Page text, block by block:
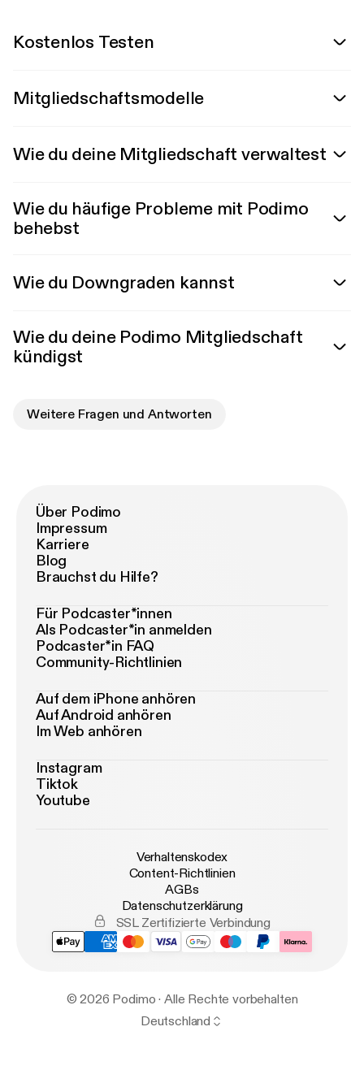
Kostenlos Testen
Mitgliedschaftsmodelle
Wie du deine Mitgliedschaft verwaltest
Wie du häufige Probleme mit Podimo
behebst
Wie du Downgraden kannst
Wie du deine Podimo Mitgliedschaft
kündigst
Weitere Fragen und Antworten
Über Podimo
Impressum
Karriere
Blog
Brauchst du Hilfe?
Für Podcaster*innen
Als Podcaster*in anmelden
Podcaster*in FAQ
Community-Richtlinien
Auf dem iPhone anhören
Auf Android anhören
Im Web anhören
Instagram
Tiktok
Youtube
Verhaltenskodex
Content-Richtlinien
AGBs
Datenschutzerklärung
SSL Zertifizierte Verbindung
© 2026 Podimo · Alle Rechte vorbehalten
Deutschland